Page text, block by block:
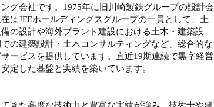
グ会社です。1975年に旧川崎製鉄グループの設計会
はJFEホールディングスグループの一員として、土
の設計や海外プラント建設における土木・建築設
の建築設計・土木コンサルティングなど、総合的な
ービスを提供しています。直近19期連続で黒字経営
定した基盤と実績を築いています。